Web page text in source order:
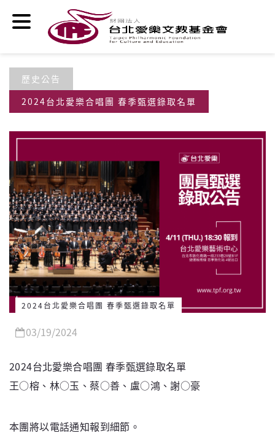
歷史公告
2024台北愛樂合唱團 春季甄選錄取名單
2024台北愛樂合唱團 春季甄選錄取名單
03/19/2024
2024台北愛樂合唱團 春季甄選錄取名單
王○榕、林○玉、蔡○善、盧○鴻、謝○豪
本團將以電話通知報到細節。